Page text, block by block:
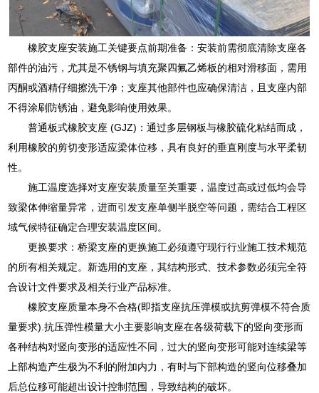
橡胶支座安装施工关键要点前期准备：安装前需彻底清除支座各
部件的油污，尤其是不锈钢与填充聚四氟乙烯板的相对滑移面，需用
丙酮或酒精仔细擦洗干净；支座其他部件也应确保清洁，且支座内部
不得涂刷防锈油，避免影响使用效果。
普通板式橡胶支座 (GJZ)：通过多层钢板与橡胶硫化粘结而成，
利用橡胶的剪切变形适应梁体位移，具有良好的垂直刚度与水平柔韧
性。
施工温度选择对支座安装质量至关重要，温度过高或过低均会导
致梁体伸缩量异常，进而引发支座单侧半脱空等问题，需结合工程区
域气候特征确定合理安装温度区间。
更换要求：桥梁支座的更换施工必须遵守现行行业施工技术规范
的所有相关规定。新选用的支座，其结构形式、技术参数必须完全符
合设计文件要求及相关行业产品标准。
橡胶支座质量本身不合格(即指支座抗压弹模或抗剪弹模不符合质
量要求).抗压弹性模量大小主要影响支座在各级荷载下的竖向变形而
各种结构对竖向变形的适应性不同，过大的竖向变形可能对连续梁等
上部构造产生极为不利的附加内力，有时与下部构造的竖向位移叠加
后总位移可能超出设计控制范围，导致结构的破坏。